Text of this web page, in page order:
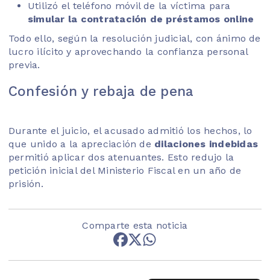
Utilizó el teléfono móvil de la víctima para
simular la contratación de préstamos online
Todo ello, según la resolución judicial, con ánimo de
lucro ilícito y aprovechando la confianza personal
previa.
Confesión y rebaja de pena
Durante el juicio, el acusado admitió los hechos, lo
que unido a la apreciación de dilaciones indebidas
permitió aplicar dos atenuantes. Esto redujo la
petición inicial del Ministerio Fiscal en un año de
prisión.
Comparte esta noticia